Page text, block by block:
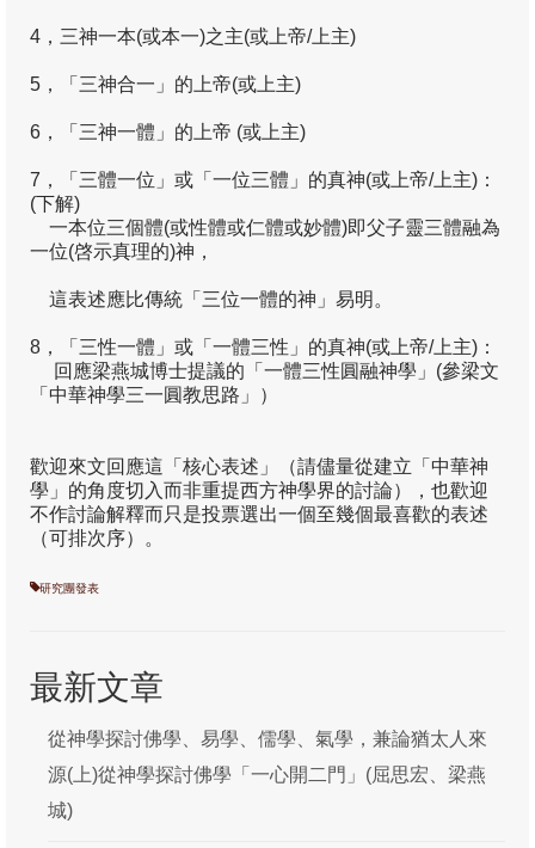
季報01
神學生/神學人園地
閱讀推介
關心及聯絡我們
代禱事項
聯絡查詢
捐款支持/訂閱季報
4，三神一本(或本一)之主(或上帝/上主)
5，「三神合一」的上帝(或上主)
6，「三神一體」的上帝 (或上主)
7，「三體一位」或「一位三體」的真神(或上帝/上主)：
(下解)
一本位三個體(或性體或仁體或妙體)即父子靈三體融為
一位(啓示真理的)神，
這表述應比傳統「三位一體的神」易明。
8，「三性一體」或「一體三性」的真神(或上帝/上主)：
回應梁燕城博士提議的「一體三性圓融神學」(參梁文
「中華神學三一圓教思路」）
歡迎來文回應這「核心表述」（請儘量從建立「中華神
學」的角度切入而非重提西方神學界的討論），也歡迎
不作討論解釋而只是投票選出一個至幾個最喜歡的表述
（可排次序）。
研究團發表
最新文章
從神學探討佛學、易學、儒學、氣學，兼論猶太人來
源(上)從神學探討佛學「一心開二門」(屈思宏、梁燕
城)